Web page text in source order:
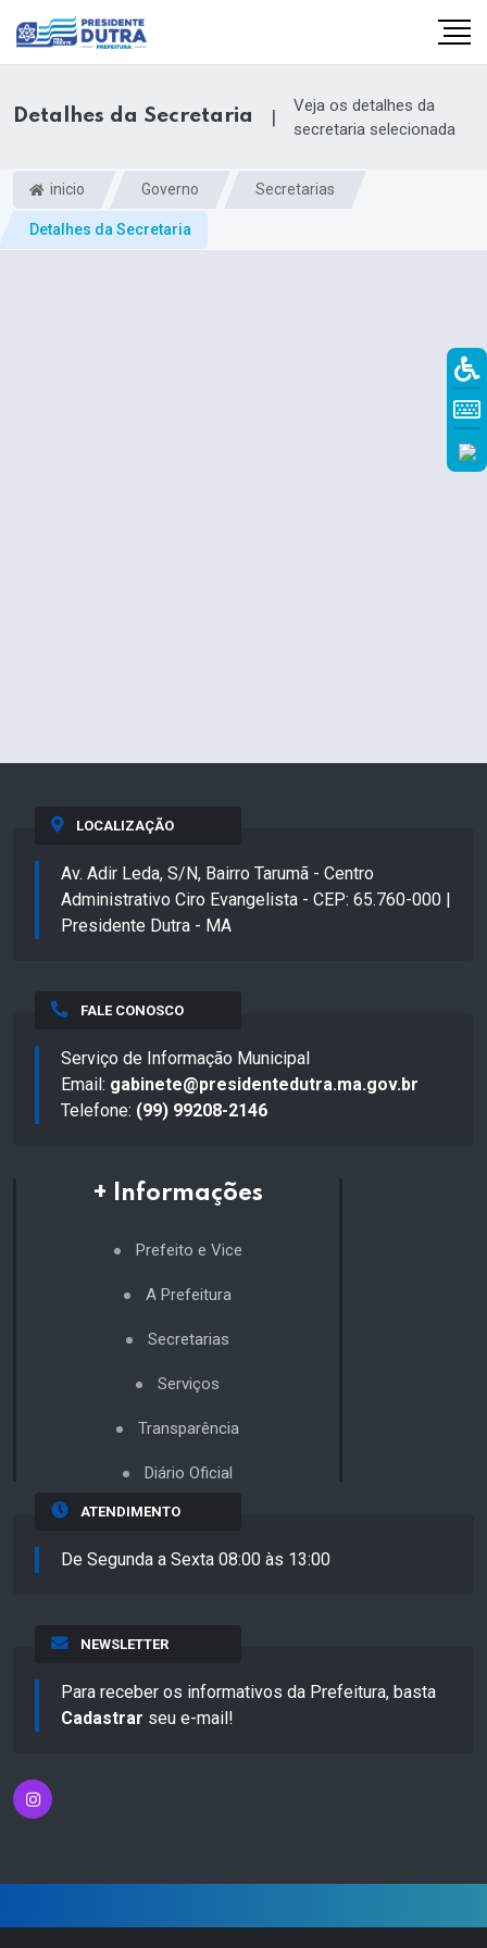
Detalhes da Secretaria |
Veja os detalhes da
secretaria selecionada
inicio Governo Secretarias
Detalhes da Secretaria
LOCALIZAÇÃO
Av. Adir Leda, S/N, Bairro Tarumã - Centro
Administrativo Ciro Evangelista - CEP: 65.760-000 |
Presidente Dutra - MA
FALE CONOSCO
Serviço de Informação Municipal
Email: gabinete@presidentedutra.ma.gov.br
Telefone: (99) 99208-2146
+ Informações
Prefeito e Vice
A Prefeitura
Secretarias
Serviços
Transparência
Diário Oficial
ATENDIMENTO
De Segunda a Sexta 08:00 às 13:00
NEWSLETTER
Para receber os informativos da Prefeitura, basta
Cadastrar seu e-mail!